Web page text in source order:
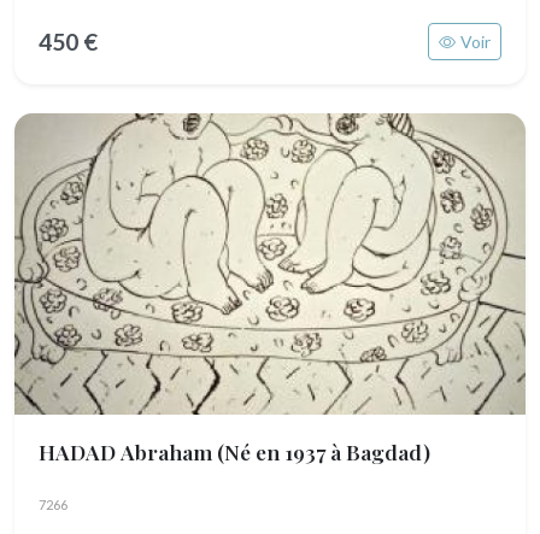
450 € Voir
HADAD Abraham (Né en 1937 à Bagdad)
7266